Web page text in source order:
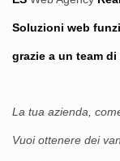
Soluzioni web
grazie a un team
La tua azienda, c
Vuoi ottenere dei